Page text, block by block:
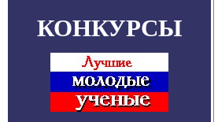
КОНКУРСЫ